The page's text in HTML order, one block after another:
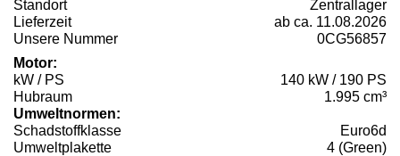
Standort
Zentrallager
Lieferzeit
ab ca. 11.08.2026
Unsere Nummer
0CG56857
Motor:
kW / PS
140 kW / 190 PS
Hubraum
1.995 cm³
Umweltnormen:
Schadstoffklasse
Euro6d
Umweltplakette
4 (Green)